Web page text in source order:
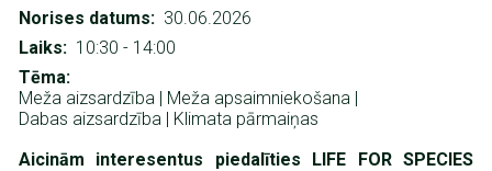
Norises datums
30.06.2026
Laiks
10:30 - 14:00
Tēma
Meža aizsardzība | Meža apsaimniekošana |
Dabas aizsardzība | Klimata pārmaiņas
Aicinām interesentus piedalīties LIFE FOR SPECIES